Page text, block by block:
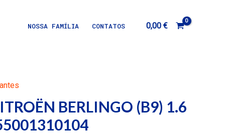
NOSSA FAMÍLIA CONTATOS 0,00 €
BERLINGO (B9) 1.6